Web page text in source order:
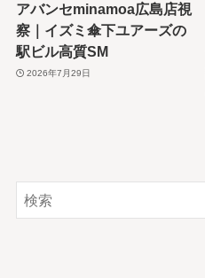
アバンセminamoa広島店視
察｜イズミ傘下ユアーズの
駅ビル高質SM
2026年7月29日